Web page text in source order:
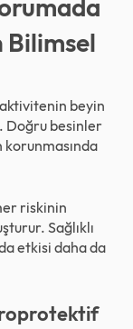
Bilimsel
beyin
Doğru besinler
riskinin
Sağlıklı
etkisi daha da